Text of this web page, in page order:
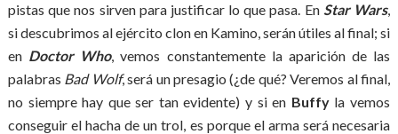
pistas que nos sirven para justificar lo que pasa. En Star Wars,
si descubrimos al ejército clon en Kamino, serán útiles al final; si
en Doctor Who, vemos constantemente la aparición de las
palabras Bad Wolf, será un presagio (¿de qué? Veremos al final,
no siempre hay que ser tan evidente) y si en Buffy la vemos
conseguir el hacha de un trol, es porque el arma será necesaria